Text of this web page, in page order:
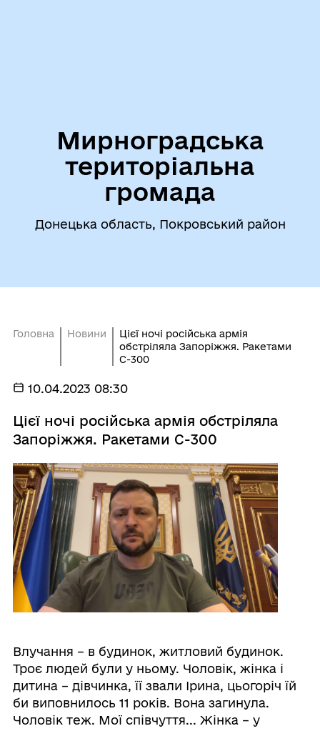
Мирноградська
територіальна
громада
Донецька область, Покровський район
Головна Новини
Цієї ночі російська армія
обстріляла Запоріжжя. Ракетами
С-300
10.04.2023 08:30
Цієї ночі російська армія обстріляла
Запоріжжя. Ракетами С-300
Влучання – в будинок, житловий будинок.
Троє людей були у ньому. Чоловік, жінка і
дитина – дівчинка, її звали Ірина, цьогоріч їй
би виповнилось 11 років. Вона загинула.
Чоловік теж. Мої співчуття... Жінка – у